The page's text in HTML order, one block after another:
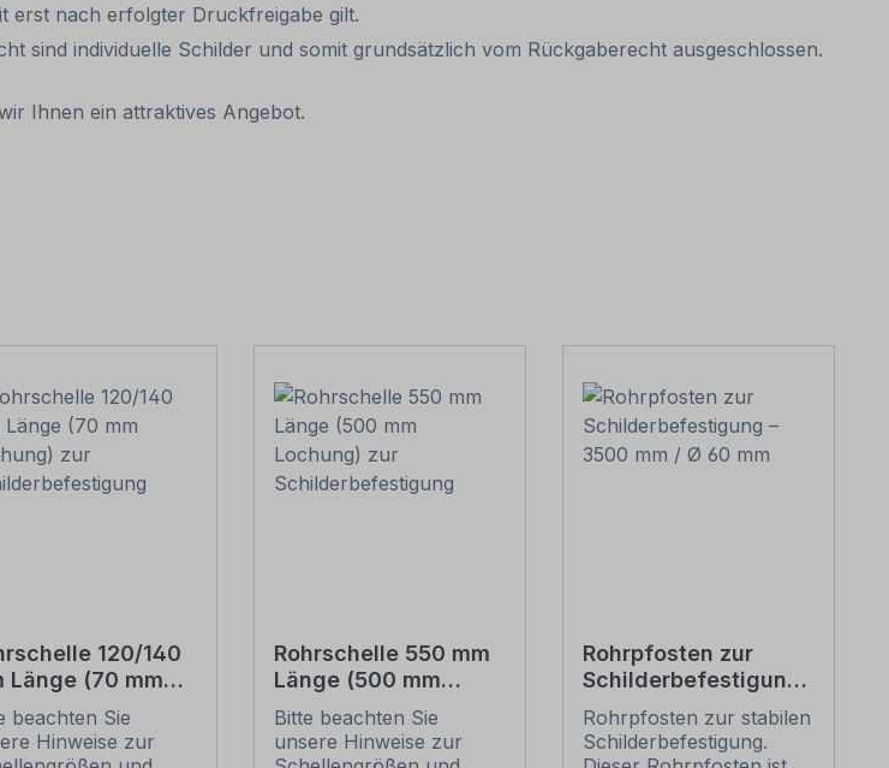
erst nach erfolgter Druckfreigabe gilt.
sind individuelle Schilder und somit grundsätzlich vom Rückgaberecht ausgeschlossen.
Ihnen ein attraktives Angebot.
120/140
Länge (70 mm
zur
beachten Sie
Hinweise zur
Rohrschelle 550 mm
Länge (500 mm
Lochung) zur
Schilderbefestigung
Bitte beachten Sie
unsere Hinweise zur
Rohrpfosten zur
Schilderbefestigung
– 3500 mm / Ø 60
mm
Rohrpfosten zur stabilen
Schilderbefestigung.